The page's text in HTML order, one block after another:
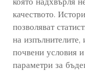
качеството.
позволяват
на
почвени условия
параметри за